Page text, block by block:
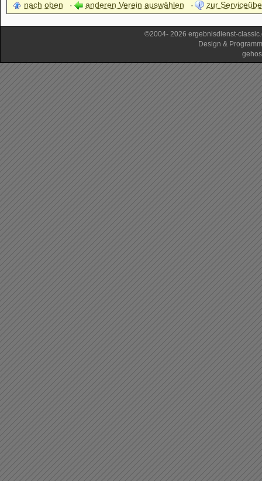
nach oben anderen Verein auswählen zur
©2004- 2026 ergebnisdienst-
Design &